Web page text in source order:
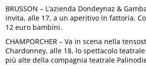
BRUSSON – L’azienda Dondeynaz &
invita, alle 17, a un aperitivo in fattoria.
12 euro bambini.
CHAMPORCHER – Va in scena nella
Chardonney, alle 18, lo spettacolo
più alte della compagnia teatrale